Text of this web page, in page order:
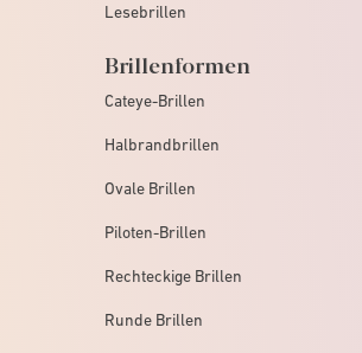
Lesebrillen
Brillenformen
Cateye-Brillen
Halbrandbrillen
Ovale Brillen
Piloten-Brillen
Rechteckige Brillen
Runde Brillen